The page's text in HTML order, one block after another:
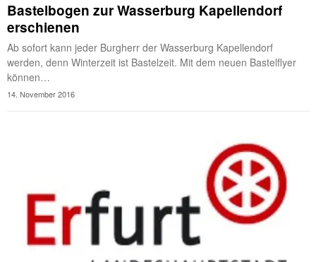
Bastelbogen zur Wasserburg Kapellendorf
erschienen
Ab sofort kann jeder Burgherr der Wasserburg Kapellendorf
werden, denn Winterzeit ist Bastelzeit. Mit dem neuen Bastelflyer
können…
14. November 2016